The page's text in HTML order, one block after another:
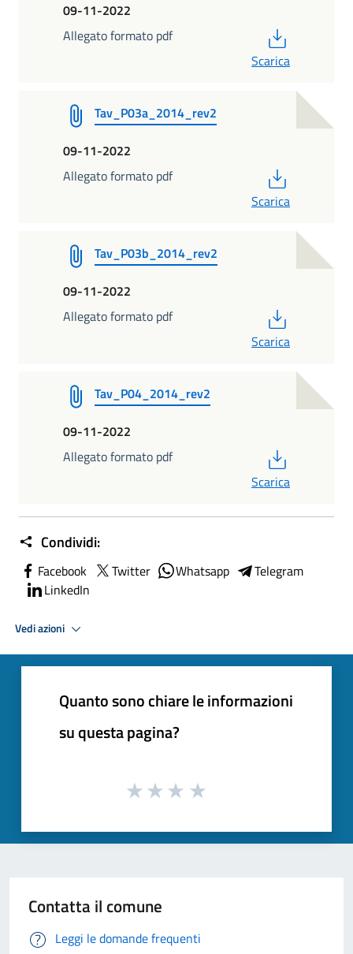
09-11-2022
Allegato formato pdf
Scarica
Tav_P03a_2014_rev2
09-11-2022
Allegato formato pdf
Scarica
Tav_P03b_2014_rev2
09-11-2022
Allegato formato pdf
Scarica
Tav_P04_2014_rev2
09-11-2022
Allegato formato pdf
Scarica
Condividi:
Facebook Twitter Whatsapp
Telegram
LinkedIn
Vedi azioni
Quanto sono chiare le informazioni
su questa pagina?
Contatta il comune
Leggi le domande frequenti